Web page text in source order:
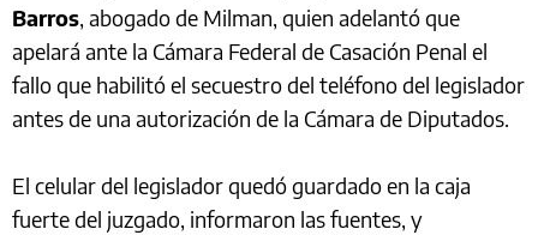
Barros, abogado de Milman, quien adelantó que
apelará ante la Cámara Federal de Casación Penal el
fallo que habilitó el secuestro del teléfono del legislador
antes de una autorización de la Cámara de Diputados.
El celular del legislador quedó guardado en la caja
fuerte del juzgado, informaron las fuentes, y